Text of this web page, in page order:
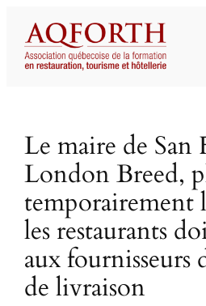
contenu
Le maire de San
London Breed,
temporairement
les restaurants
aux fournisseurs
de livraison